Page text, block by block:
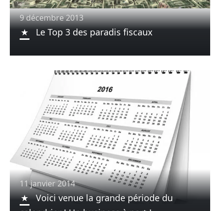
9 décembre 2013
Le Top 3 des paradis fiscaux
11 janvier 2014
Voici venue la grande période du